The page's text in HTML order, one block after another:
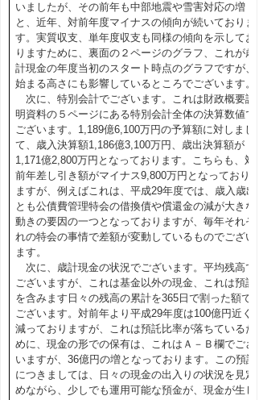
いましたが、その前年も中部地震や雪害対応の増
と、近年、対前年度マイナスの傾向が続いておりま
す。実質収支、単年度収支も同様の傾向を示してお
りますために、裏面の２ページのグラフ、これが歳
計現金の年度当初のスタート時点のグラフですが、
始まる高さにも影響しているところでございます。
次に、特別会計でございます。これは財政概要説
明資料の５ページにある特別会計全体の決算数値で
ございます。1,189億6,100万円の予算額に対しまし
て、歳入決算額1,186億3,100万円、歳出決算額が
1,171億2,800万円となっております。こちらも、対
前年差し引き額がマイナス9,800万円となっており
ますが、例えばこれは、平成29年度では、歳入歳出
とも公債費管理特会の借換債や償還金の減が大きな
動きの要因の一つとなっておりますが、毎年それぞ
れの特会の事情で差額が変動しているものでござい
ます。
次に、歳計現金の状況でございます。平均残高で
ございますが、これは基金以外の現金、これは預託
を含みます日々の残高の累計を365日で割った額で
ございます。対前年より平成29年度は100億円近く
減っておりますが、これは預託比率が落ちているた
めに、現金の形での保有は、これはＡ－Ｂ欄でござ
いますが、36億円の増となっております。この預託
につきましては、日々の現金の出入りの状況を見定
めながら、少しでも運用可能な預金が、現金が生じ